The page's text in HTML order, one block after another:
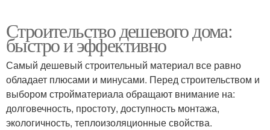
Строительство дешевого дома:
быстро и эффективно
Самый дешевый строительный материал все равно
обладает плюсами и минусами. Перед строительством и
выбором стройматериала обращают внимание на:
долговечность, простоту, доступность монтажа,
экологичность, теплоизоляционные свойства.